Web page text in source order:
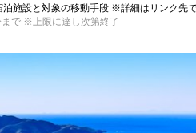
で ※上限に達し次第終了